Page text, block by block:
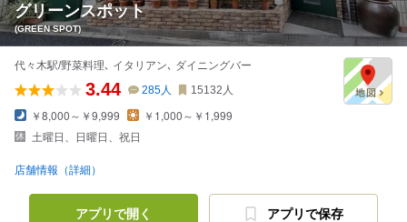
グリーンスポット
(GREEN SPOT)
代々木駅/野菜料理､ イタリアン､ ダイニングバー
3.44 285人 15132 人
￥8,000～￥9,999
￥1,000～￥1,999
土曜日、日曜日、祝日
店舗情報（詳細）
アプリで開く アプリで保存